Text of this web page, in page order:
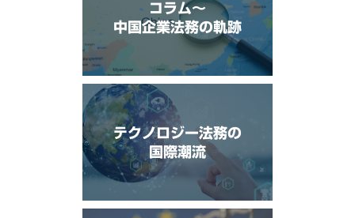
コラム〜
中国企業法務の軌跡
テクノロジー法務の
国際潮流